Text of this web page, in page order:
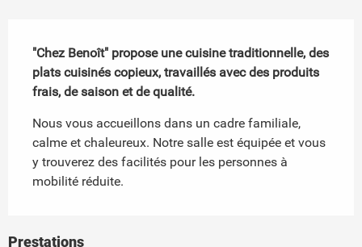
"Chez Benoît" propose une cuisine traditionnelle, des
plats cuisinés copieux, travaillés avec des produits
frais, de saison et de qualité.
Nous vous accueillons dans un cadre familiale,
calme et chaleureux. Notre salle est équipée et vous
y trouverez des facilités pour les personnes à
mobilité réduite.
Prestations